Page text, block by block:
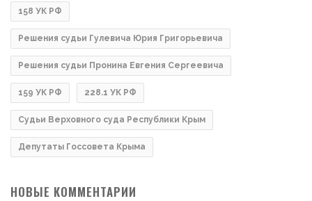
158 УК РФ
Решения судьи Гулевича Юрия Григорьевича
Решения судьи Пронина Евгения Сергеевича
159 УК РФ 228.1 УК РФ
Судьи Верховного суда Республики Крым
Депутаты Госсовета Крыма
НОВЫЕ КОММЕНТАРИИ